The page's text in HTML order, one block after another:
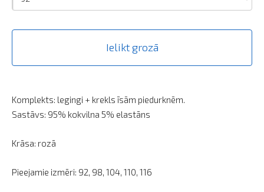
Ielikt grozā
Komplekts: legingi + krekls īsām piedurknēm.
Sastāvs: 95% kokvilna 5% elastāns
Krāsa: rozā
Pieejamie izmēri: 92, 98, 104, 110, 116